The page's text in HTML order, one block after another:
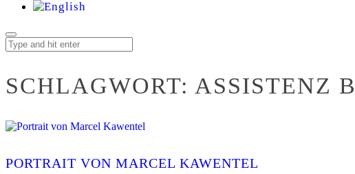
SCHLAGWORT: ASSISTENZ
PORTRAIT VON MARCEL KAWENTEL